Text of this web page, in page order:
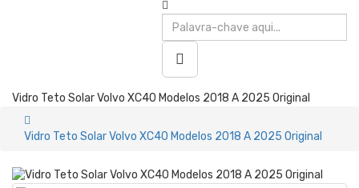
Vidro Teto Solar Volvo XC40 Modelos 2018 A 2025 Original
Vidro Teto Solar Volvo XC40 Modelos 2018 A 2025 Original